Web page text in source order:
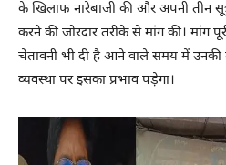
के खिलाफ नारेबाजी की और अपनी तीन
करने की जोरदार तरीके से मांग की। मांग
चेतावनी भी दी है आने वाले समय में
व्यवस्था पर इसका प्रभाव पड़ेगा।